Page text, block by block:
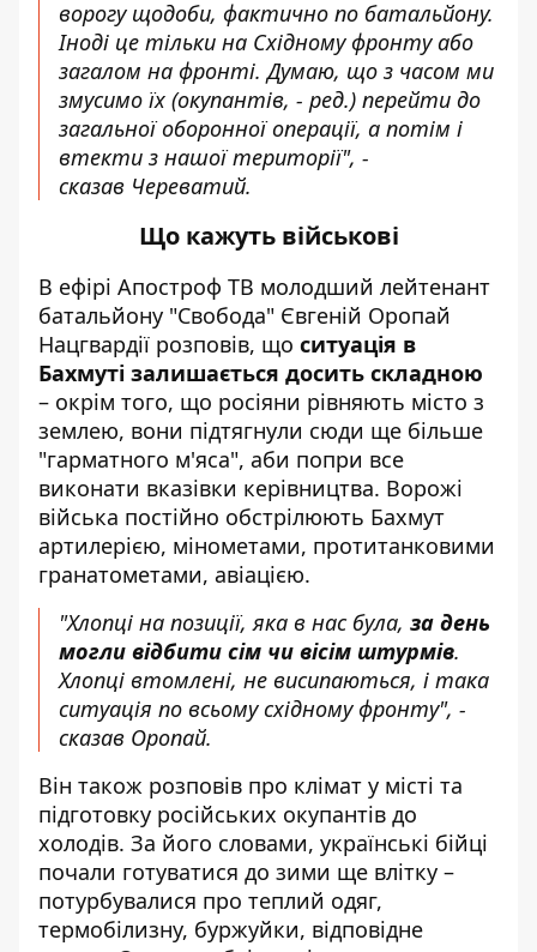
ворогу щодоби, фактично по батальйону.
Іноді це тільки на Східному фронту або
загалом на фронті. Думаю, що з часом ми
змусимо їх (окупантів, - ред.) перейти до
загальної оборонної операції, а потім і
втекти з нашої території", -
сказав Череватий.
Що кажуть військові
В ефірі Апостроф ТВ молодший лейтенант
батальйону "Свобода" Євгеній Оропай
Нацгвардії розповів, що ситуація в
Бахмуті залишається досить складною
– окрім того, що росіяни рівняють місто з
землею, вони підтягнули сюди ще більше
"гарматного м'яса", аби попри все
виконати вказівки керівництва. Ворожі
війська постійно обстрілюють Бахмут
артилерією, мінометами, протитанковими
гранатометами, авіацією.
"Хлопці на позиції, яка в нас була, за день
могли відбити сім чи вісім штурмів.
Хлопці втомлені, не висипаються, і така
ситуація по всьому східному фронту", -
сказав Оропай.
Він також розповів про клімат у місті та
підготовку російських окупантів до
холодів. За його словами, українські бійці
почали готуватися до зими ще влітку –
потурбувалися про теплий одяг,
термобілизну, буржуйки, відповідне